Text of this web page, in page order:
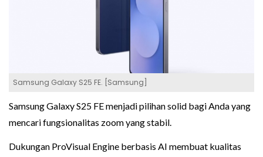
Samsung Galaxy S25 FE. [Samsung]
Samsung Galaxy S25 FE menjadi pilihan solid bagi Anda yang
mencari fungsionalitas zoom yang stabil.
Dukungan ProVisual Engine berbasis AI membuat kualitas